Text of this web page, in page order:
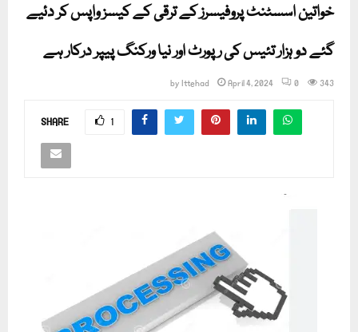
خواتین اسسٹنٹ پروفیسرز کے ترقی کے کیسز واپس کر دئیے
گئے دو ہزار تئیس کی رپورٹ اور نیا ورکنگ پیپر درکار ہے
byIttehad April 4, 2024 0 343
SHARE 1